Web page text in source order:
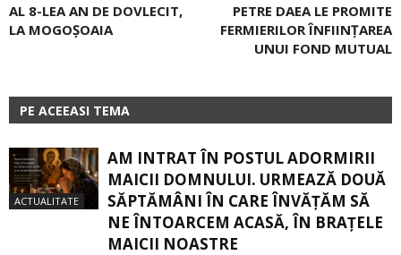
AL 8-LEA AN DE DOVLECIT,
LA MOGOȘOAIA
PETRE DAEA LE PROMITE
FERMIERILOR ÎNFIINȚAREA
UNUI FOND MUTUAL
PE ACEEASI TEMA
ACTUALITATE
AM INTRAT ÎN POSTUL ADORMIRII
MAICII DOMNULUI. URMEAZĂ DOUĂ
SĂPTĂMÂNI ÎN CARE ÎNVĂŢĂM SĂ
NE ÎNTOARCEM ACASĂ, ÎN BRAŢELE
MAICII NOASTRE